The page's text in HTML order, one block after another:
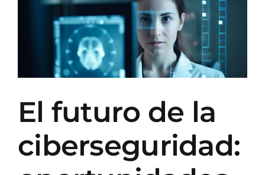
El futuro de la
ciberseguridad: